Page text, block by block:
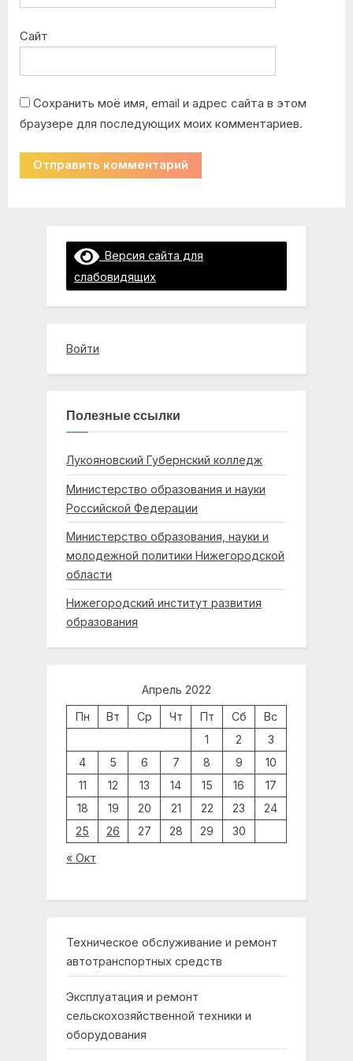
Сайт
Сохранить моё имя, email и адрес сайта в этом
браузере для последующих моих комментариев.
Версия сайта для
слабовидящих
Войти
Полезные ссылки
Лукояновский Губернский колледж
Министерство образования и науки
Российской Федерации
Министерство образования, науки и
молодежной политики Нижегородской
области
Нижегородский институт развития
образования
Апрель 2022
Пн Вт Ср Чт Пт Сб
Вс
1
2
3
4
5 6 7 8 9
10
11
12 13 14 15 16
17
18
19 20 21 22 23
24
25
26 27 28 29 30
« Окт
Техническое обслуживание и ремонт
автотранспортных средств
Эксплуатация и ремонт
сельскохозяйственной техники и
оборудования